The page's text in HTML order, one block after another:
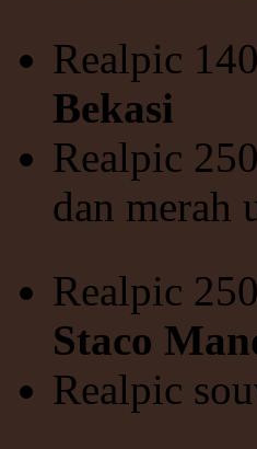
Realpic
Bekasi
Realpic
dan merah
Realpic
Staco
Realpic